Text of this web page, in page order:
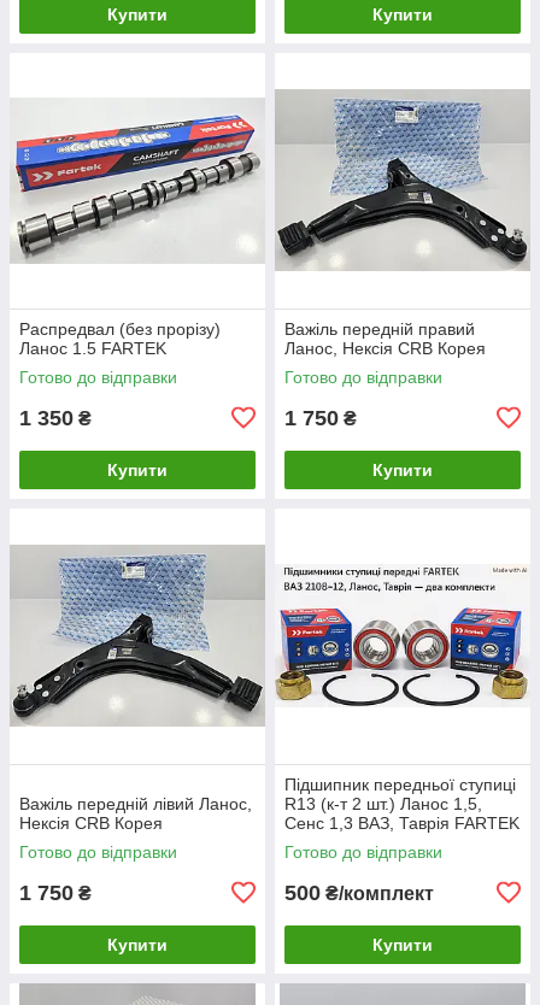
Купити Купити
Распредвал (без прорізу)
Ланос 1.5 FARTEK
Готово до відправки
1 350 ₴
Купити
Важіль передній правий
Ланос, Нексія CRB Корея
Готово до відправки
1 750 ₴
Купити
Важіль передній лівий Ланос,
Нексія CRB Корея
Готово до відправки
1 750 ₴
Купити
Підшипник передньої ступиці
R13 (к-т 2 шт.) Ланос 1,5,
Сенс 1,3 ВАЗ, Таврія FARTEK
Готово до відправки
500 ₴/комплект
Купити